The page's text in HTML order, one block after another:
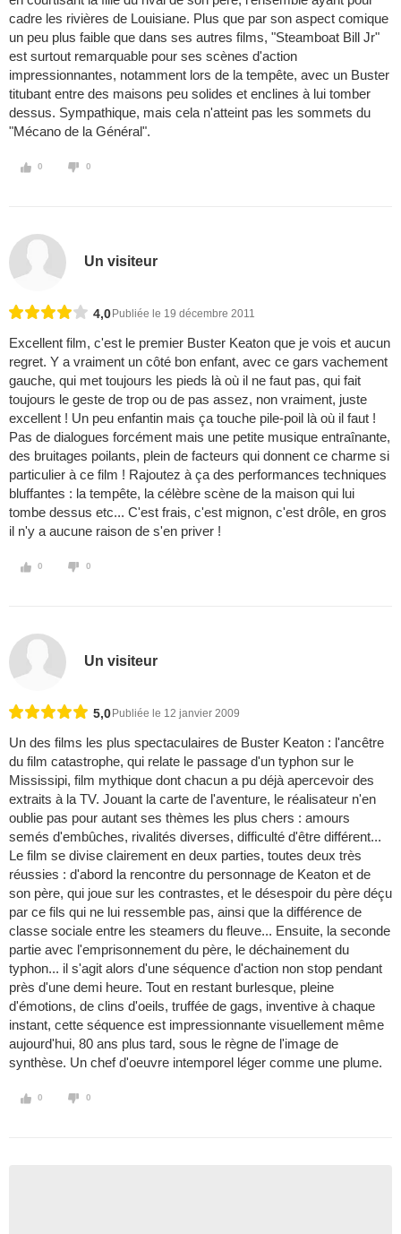
cadre les rivières de Louisiane. Plus que par son aspect comique
un peu plus faible que dans ses autres films, "Steamboat Bill Jr"
est surtout remarquable pour ses scènes d'action
impressionnantes, notamment lors de la tempête, avec un Buster
titubant entre des maisons peu solides et enclines à lui tomber
dessus. Sympathique, mais cela n'atteint pas les sommets du
"Mécano de la Général".
0 0
Un visiteur
4,0 Publiée le 19 décembre 2011
Excellent film, c'est le premier Buster Keaton que je vois et aucun
regret. Y a vraiment un côté bon enfant, avec ce gars vachement
gauche, qui met toujours les pieds là où il ne faut pas, qui fait
toujours le geste de trop ou de pas assez, non vraiment, juste
excellent ! Un peu enfantin mais ça touche pile-poil là où il faut !
Pas de dialogues forcément mais une petite musique entraînante,
des bruitages poilants, plein de facteurs qui donnent ce charme si
particulier à ce film ! Rajoutez à ça des performances techniques
bluffantes : la tempête, la célèbre scène de la maison qui lui
tombe dessus etc... C'est frais, c'est mignon, c'est drôle, en gros
il n'y a aucune raison de s'en priver !
0 0
Un visiteur
5,0 Publiée le 12 janvier 2009
Un des films les plus spectaculaires de Buster Keaton : l'ancêtre
du film catastrophe, qui relate le passage d'un typhon sur le
Mississipi, film mythique dont chacun a pu déjà apercevoir des
extraits à la TV. Jouant la carte de l'aventure, le réalisateur n'en
oublie pas pour autant ses thèmes les plus chers : amours
semés d'embûches, rivalités diverses, difficulté d'être différent...
Le film se divise clairement en deux parties, toutes deux très
réussies : d'abord la rencontre du personnage de Keaton et de
son père, qui joue sur les contrastes, et le désespoir du père déçu
par ce fils qui ne lui ressemble pas, ainsi que la différence de
classe sociale entre les steamers du fleuve... Ensuite, la seconde
partie avec l'emprisonnement du père, le déchainement du
typhon... il s'agit alors d'une séquence d'action non stop pendant
près d'une demi heure. Tout en restant burlesque, pleine
d'émotions, de clins d'oeils, truffée de gags, inventive à chaque
instant, cette séquence est impressionnante visuellement même
aujourd'hui, 80 ans plus tard, sous le règne de l'image de
synthèse. Un chef d'oeuvre intemporel léger comme une plume.
0 0